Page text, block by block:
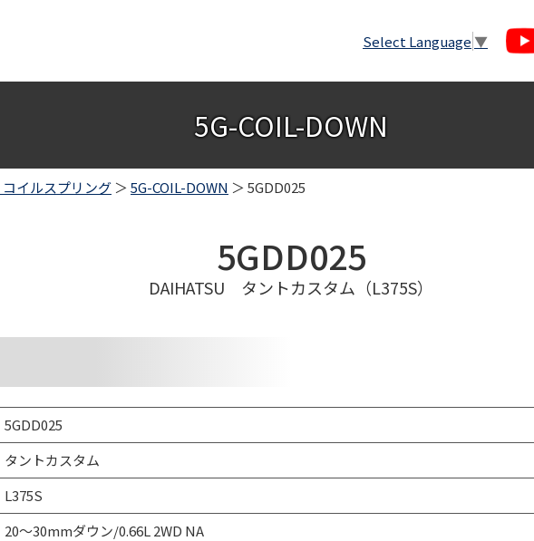
Select Language ▼
5G-COIL-DOWN
イルスプリング ＞5G-COIL-DOWN ＞ 5GDD025
5GDD025
DAIHATSU タントカスタム（L375S）
5GDD025
タントカスタム
L375S
20～30mmダウン/0.66L 2WD NA